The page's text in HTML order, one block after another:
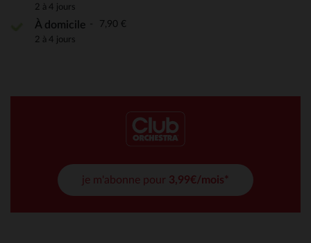
2 à 4 jours
À domicile 7,90 €
2 à 4 jours
je m'abonne pour 3,99€/mois*